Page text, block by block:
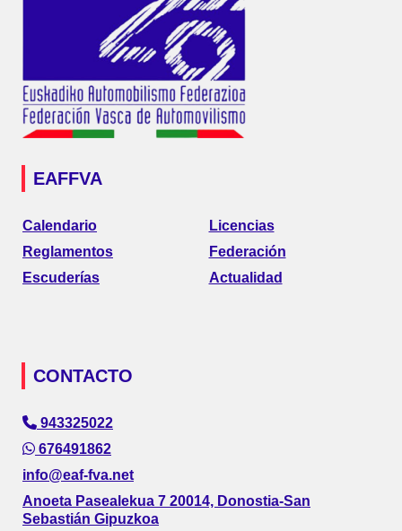
EAFFVA
Calendario
Reglamentos
Escuderías
Licencias
Federación
Actualidad
CONTACTO
943325022
676491862
info@eaf-fva.net
Anoeta Pasealekua 7 20014, Donostia-San
Sebastián Gipuzkoa